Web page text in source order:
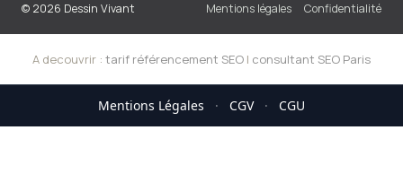
© 2026 Dessin Vivant Mentions légales Confidentialité
A decouvrir : tarif référencement SEO | consultant SEO Paris
Mentions Légales · CGV · CGU